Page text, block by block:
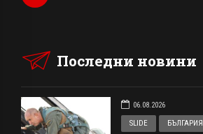
Последни новини
06.08.2026
SLIDE
БЪЛГАРИЯ